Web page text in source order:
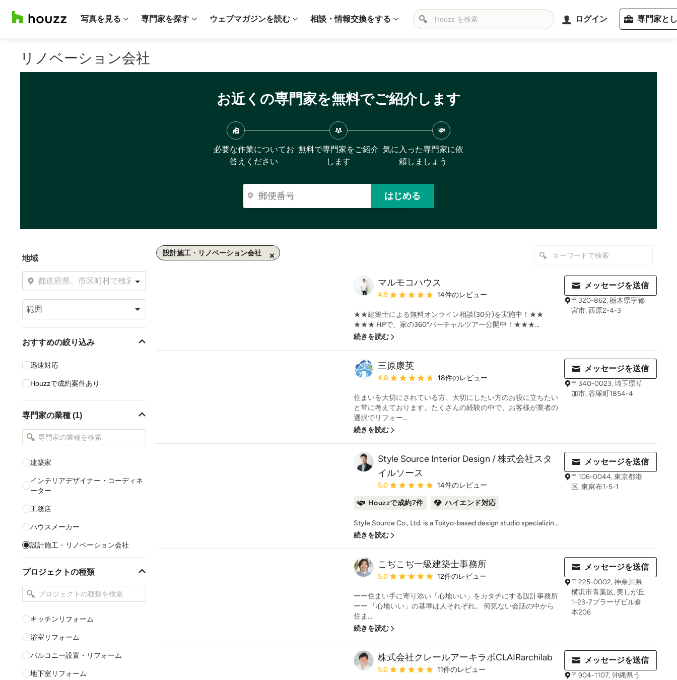
写真を見る 専門家を探す ウェブマガジンを読む 相談・情報交換をする ログイン 専門家と
リノベーション会社
お近くの専門家を無料でご紹介します
必要な作業についてお
答えください
無料で専門家をご紹介
します
気に入った専門家に依
頼しましょう
はじめる
地域
範囲
おすすめの絞り込み
迅速対応
Houzzで成約案件あり
専門家の業種 (1)
建築家
インテリアデザイナー・コーディネ
ーター
工務店
ハウスメーカー
設計施工・リノベーション会社
家具・インテリアショップ
照明・照明デザイン
カーペット・畳・床材
すべて表示する
プロジェクトの種類
キッチンリフォーム
浴室リフォーム
バルコニー設置・リフォーム
地下室リフォーム
設計施工・リノベーション会社
マルモコハウス
平均評価：5つ星中 星4.9
4.9 14件のレビュー
★★建築士による無料オンライン相談(30分)を実施中！★★
★★★ HPで、家の360°バーチャルツアー公開中！★★★...
続きを読む
メッセージを送信
〒320-862, 栃木県宇都
宮市, 西原2-4-3
三原康英
平均評価：5つ星中 星4.8
4.8 18件のレビュー
住まいを大切にされている方、大切にしたい方のお役に立ちたい
と常に考えております。たくさんの経験の中で、お客様が業者の
選択でリフォー...
続きを読む
メッセージを送信
〒340-0023, 埼玉県草
加市, 谷塚町1854-4
Style Source Interior Design / 株式会社スタ
イルソース
平均評価：5つ星中 星5
5.0 14件のレビュー
Houzzで成約7件 ハイエンド対応
Style Source Co., Ltd. is a Tokyo-based design studio specializin...
続きを読む
メッセージを送信
〒106-0044, 東京都港
区, 東麻布1-5-1
こぢこぢ一級建築士事務所
平均評価：5つ星中 星5
5.0 12件のレビュー
ーー住まい手に寄り添い「心地いい」をカタチにする設計事務所
ーー 「心地いい」の基準は人それぞれ。 何気ない会話の中から
住ま...
続きを読む
メッセージを送信
〒225-0002, 神奈川県
横浜市青葉区, 美しが丘
1-23-7プラーザビル倉
本206
株式会社クレールアーキラボCLAIRarchilab
平均評価：5つ星中 星5
5.0 11件のレビュー
メッセージを送信
〒904-1107, 沖縄県う